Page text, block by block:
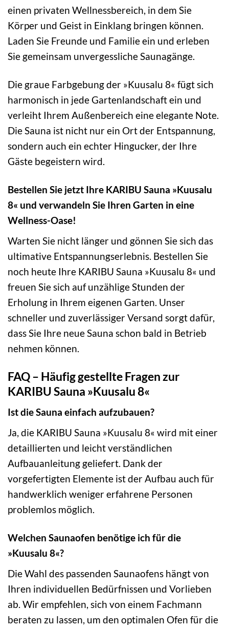
einen privaten Wellnessbereich, in dem Sie
Körper und Geist in Einklang bringen können.
Laden Sie Freunde und Familie ein und erleben
Sie gemeinsam unvergessliche Saunagänge.
Die graue Farbgebung der »Kuusalu 8« fügt sich
harmonisch in jede Gartenlandschaft ein und
verleiht Ihrem Außenbereich eine elegante Note.
Die Sauna ist nicht nur ein Ort der Entspannung,
sondern auch ein echter Hingucker, der Ihre
Gäste begeistern wird.
Bestellen Sie jetzt Ihre KARIBU Sauna »Kuusalu
8« und verwandeln Sie Ihren Garten in eine
Wellness-Oase!
Warten Sie nicht länger und gönnen Sie sich das
ultimative Entspannungserlebnis. Bestellen Sie
noch heute Ihre KARIBU Sauna »Kuusalu 8« und
freuen Sie sich auf unzählige Stunden der
Erholung in Ihrem eigenen Garten. Unser
schneller und zuverlässiger Versand sorgt dafür,
dass Sie Ihre neue Sauna schon bald in Betrieb
nehmen können.
FAQ – Häufig gestellte Fragen zur
KARIBU Sauna »Kuusalu 8«
Ist die Sauna einfach aufzubauen?
Ja, die KARIBU Sauna »Kuusalu 8« wird mit einer
detaillierten und leicht verständlichen
Aufbauanleitung geliefert. Dank der
vorgefertigten Elemente ist der Aufbau auch für
handwerklich weniger erfahrene Personen
problemlos möglich.
Welchen Saunaofen benötige ich für die
»Kuusalu 8«?
Die Wahl des passenden Saunaofens hängt von
Ihren individuellen Bedürfnissen und Vorlieben
ab. Wir empfehlen, sich von einem Fachmann
beraten zu lassen, um den optimalen Ofen für die